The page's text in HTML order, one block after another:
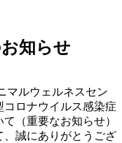
知らせ
マルウェルネスセン
ロナウイルス感染症
（重要なお知らせ）
誠にありがとうござ